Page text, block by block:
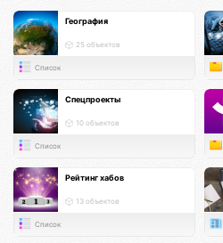
География
25 объектов
Список
Спецпроекты
10 объектов
Список
Рейтинг хабов
13 объектов
Список